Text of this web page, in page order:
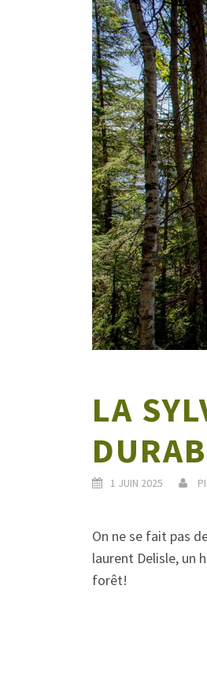
LA
1 JUIN 2025
On ne se fait pas
laurent Delisle, un
forêt!